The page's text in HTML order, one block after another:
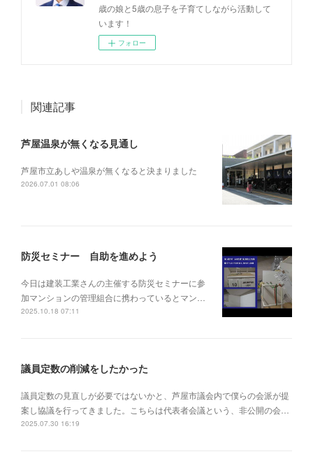
歳の娘と5歳の息子を子育てしながら活動して
います！
フォロー
関連記事
芦屋温泉が無くなる見通し
芦屋市立あしや温泉が無くなると決まりました
2026.07.01 08:06
防災セミナー 自助を進めよう
今日は建装工業さんの主催する防災セミナーに参
加マンションの管理組合に携わっているとマン…
2025.10.18 07:11
議員定数の削減をしたかった
議員定数の見直しが必要ではないかと、芦屋市議会内で僕らの会派が提
案し協議を行ってきました。こちらは代表者会議という、非公開の会…
2025.07.30 16:19